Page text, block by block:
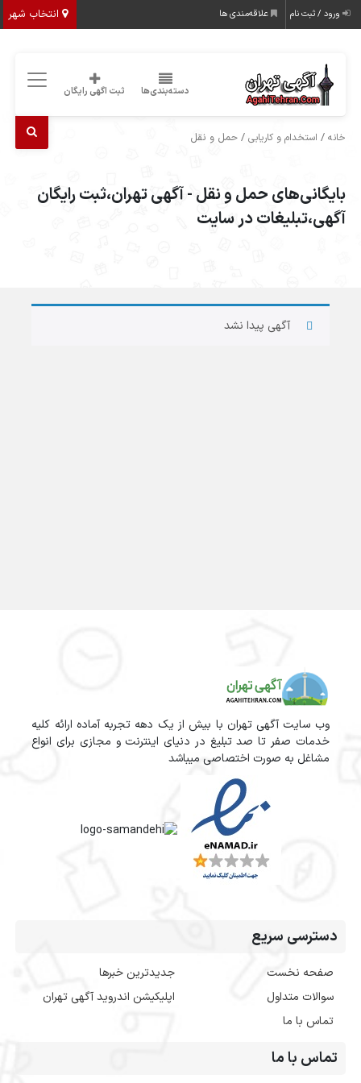
انتخاب شهر ورود / ثبت نام علاقه‌مندی ها
دسته‌بندی‌ها ثبت اگهی رایگان
خانه / استخدام و کاریابی / حمل و نقل
بایگانی‌های حمل و نقل - آگهی تهران،ثبت رایگان
آگهی،تبلیغات در سایت
آگهی پیدا نشد
وب سایت آگهی تهران با بیش از یک دهه تجربه آماده ارائه کلیه
خدمات صفر تا صد تبلیغ در دنیای اینترنت و مجازی برای انواع
مشاغل به صورت اختصاصی میباشد
دسترسی سریع
صفحه نخست
سوالات متداول
تماس با ما
جدیدترین خبرها
اپلیکیشن اندروید آگهی تهران
تماس با ما